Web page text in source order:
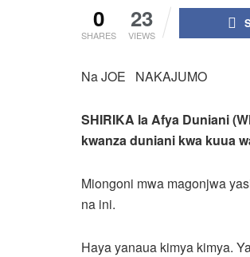
0
SHARES
23
VIEWS
Na JOE NAKAJUMO
SHIRIKA la Afya Duniani
kwanza duniani kwa kuua
Miongoni mwa magonjwa
na ini.
Haya yanaua kimya kimya.